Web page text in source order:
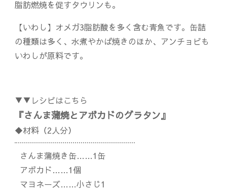
脂肪燃焼を促すタウリンも。
【いわし】オメガ3脂肪酸を多く含む青魚です。缶詰
の種類は多く、水煮やかば焼きのほか、アンチョビも
いわしが原料です。
▼▼レシピはこちら
『さんま蒲焼とアボカドのグラタン』
◆材料（2人分）
さんま蒲焼き缶……1缶
アボカド……1個
マヨネーズ……小さじ1